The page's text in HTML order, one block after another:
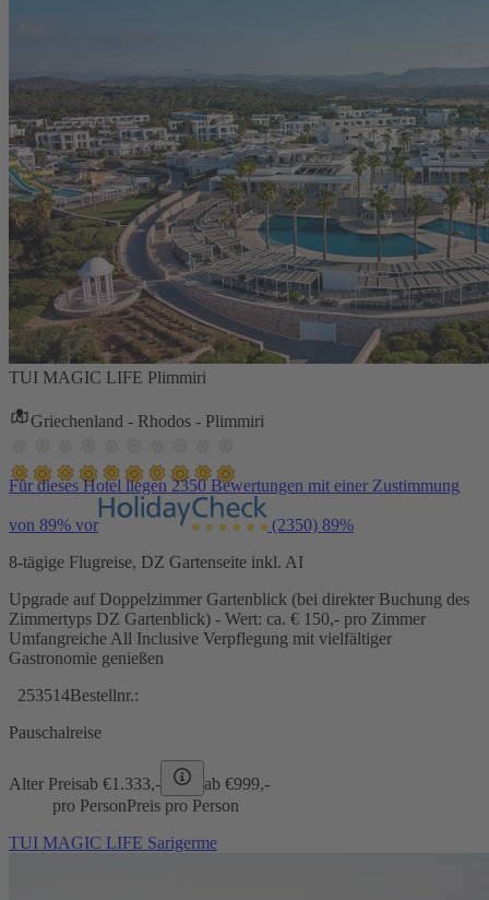
TUI MAGIC LIFE Plimmiri
Griechenland - Rhodos - Plimmiri
Für dieses Hotel liegen 2350 Bewertungen mit einer Zustimmung
von 89% vor (2350) 89%
8-tägige Flugreise, DZ Gartenseite inkl. AI
Upgrade auf Doppelzimmer Gartenblick (bei direkter Buchung des
Zimmertyps DZ Gartenblick) - Wert: ca. € 150,- pro Zimmer
Umfangreiche All Inclusive Verpflegung mit vielfältiger
Gastronomie genießen
253514Bestellnr.:
Pauschalreise
Alter Preisab €1.333,- ab €999,-
pro PersonPreis pro Person
TUI MAGIC LIFE Sarigerme